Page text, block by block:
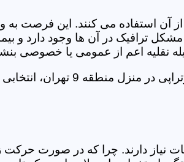
از آن استفاده می کنند. این فرصت
که همواره مشکل ترافیک در آن ها وجود
نقلیه اعم از عمومی یا خصوصی
در این صورت احتمال آسیب بیشتر برای برخی از آن ها
نیاز دارند. چرا که در صورت حرکت